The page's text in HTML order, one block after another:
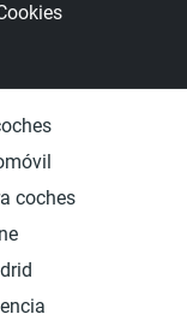
coches